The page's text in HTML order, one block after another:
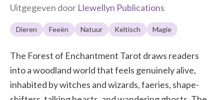
Uitgegeven door Llewellyn Publications
Dieren Feeën Natuur Keltisch Magie
The Forest of Enchantment Tarot draws readers
into a woodland world that feels genuinely alive,
inhabited by witches and wizards, faeries, shape-